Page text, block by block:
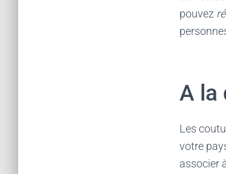
pouvez
A la
Les
votre
associer